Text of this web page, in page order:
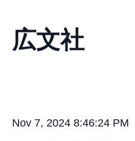
広文社
Nov 7, 2024 8:46:24 PM